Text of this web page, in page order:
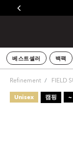
베스트셀러 백팩
Refinement FIELD
Unisex 캠핑